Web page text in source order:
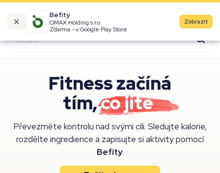
Befity
OMAX Holding s.r.o
Zdarma - v Google Play Store
Zobrazit
Kalorické tabulky
Produkty
Značky
Fast Food
Aktivity
Denní aktivity
Fitness začíná
tím,co jíte.
Převezměte kontrolu nad svými cíli. Sledujte kalorie,
rozdělte ingredience a zapisujte si aktivity pomocí
Befity.